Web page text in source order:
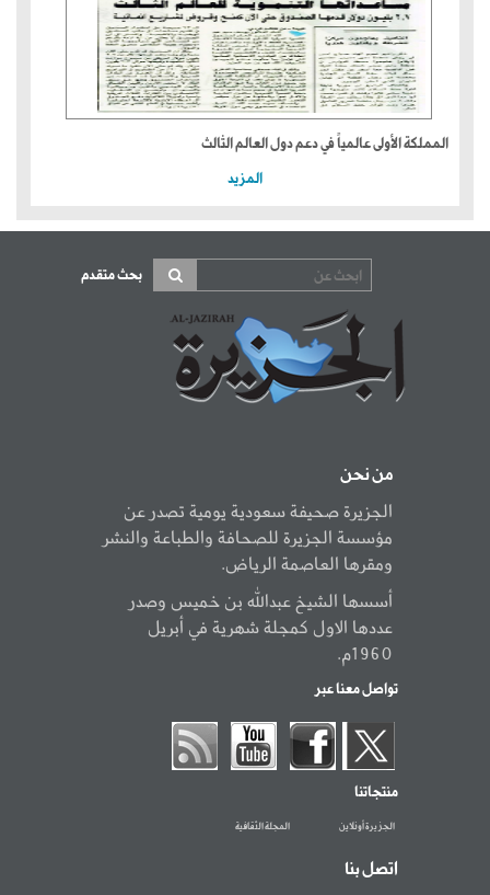
المملكة الأولى عالمياً في دعم دول العالم الثالث
المزيد
بحث متقدم
من نحن
الجزيرة صحيفة سعودية يومية تصدر عن
مؤسسة الجزيرة للصحافة والطباعة والنشر
ومقرها العاصمة الرياض.
أسسها الشيخ عبدالله بن خميس وصدر
عددها الاول كمجلة شهرية في أبريل
1960م.
تواصل معنا عبر
منتجاتنا
الجزيرة أونلاين المجلة الثقافية
اتصل بنا